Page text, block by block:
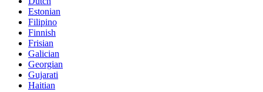
Estonian
Filipino
Finnish
Frisian
Galician
Georgian
Gujarati
Haitian